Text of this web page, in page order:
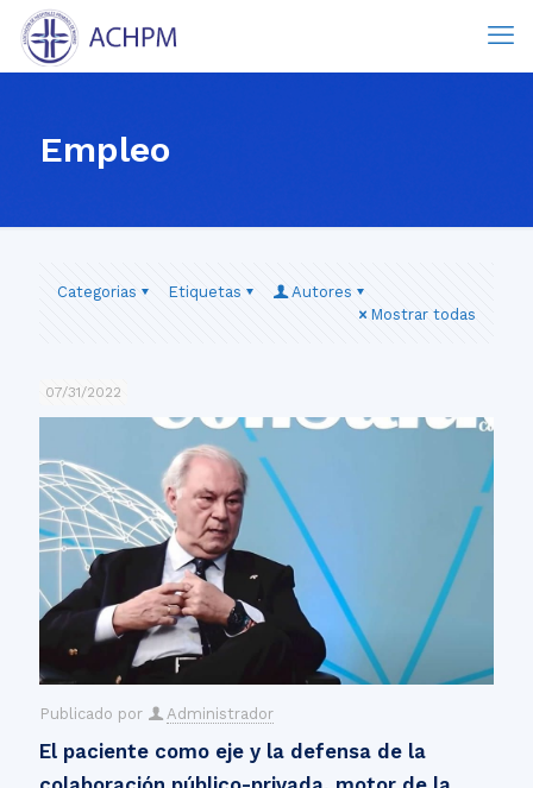
Empleo
Categorias Etiquetas
Autores
Mostrar todas
07/31/2022
Publicado por Administrador
El paciente como eje y la defensa de la